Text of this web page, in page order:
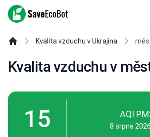
SaveEcoBot
Kvalita vzduchu v Ukrajina
Kvalita vzduchu v
15 AQI
8 srpna